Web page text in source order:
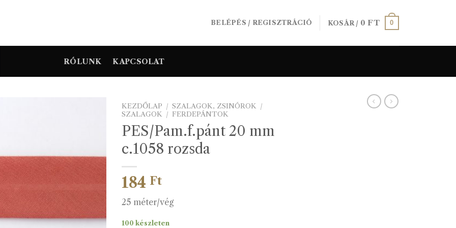
BELÉPÉS / REGISZTRÁCIÓ KOSÁR / 0FT 0
RÓLUNK KAPCSOLAT
KEZDŐLAP / SZALAGOK, ZSINÓROK /
SZALAGOK / FERDEPÁNTOK
PES/Pam.f.pánt 20 mm
c.1058 rozsda
184 Ft
25 méter/vég
100 készleten